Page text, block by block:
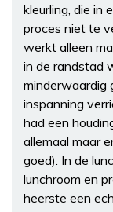
kleurling, die in
proces niet te
werkt alleen
in de randstad
minderwaardig
inspanning
had een
allemaal maar
goed). In de
lunchroom en
heerste een